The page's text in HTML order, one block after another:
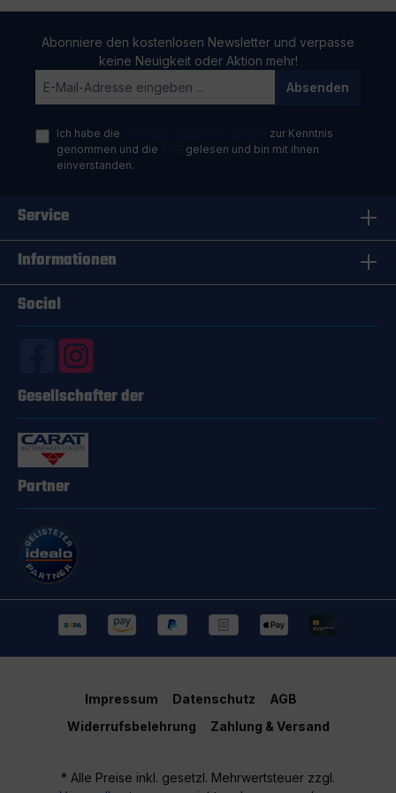
Abonniere den kostenlosen Newsletter und verpasse
keine Neuigkeit oder Aktion mehr!
Absenden
Ich habe die
zur Kenntnis
genommen und die
gelesen und bin mit ihnen
einverstanden.
Service
Informationen
Social
Gesellschafter der
Partner
Impressum Datenschutz
AGB
Widerrufsbelehrung
Zahlung & Versand
* Alle Preise inkl. gesetzl. Mehrwertsteuer zzgl.